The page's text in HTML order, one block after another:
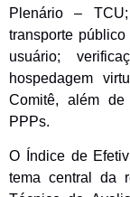
Plenário –
transporte
usuário;
hospedagem
Comitê, além
PPPs.
O Índice de
tema central da